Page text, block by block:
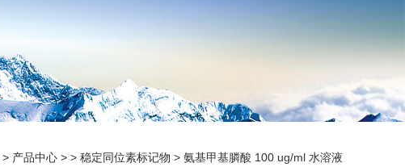
> 产品中心 > > 稳定同位素标记物 > 氨基甲基膦酸 100 ug/ml 水溶液